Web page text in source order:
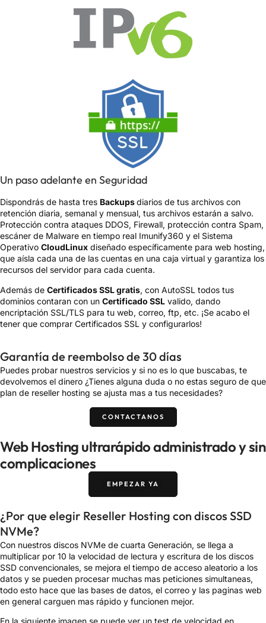
Un paso adelante en Seguridad
Dispondrás de hasta tres Backupsdiarios de tus archivos con
retención diaria, semanal y mensual, tus archivos estarán a salvo.
Protección contra ataques DDOS, Firewall, protección contra Spam,
escáner de Malware en tiempo real Imunify360 y el Sistema
Operativo CloudLinux diseñado específicamente para web hosting,
que aísla cada una de las cuentas en una caja virtual y garantiza los
recursos del servidor para cada cuenta.
Además de Certificados SSL gratis, con AutoSSL todos tus
dominios contaran con un Certificado SSL valido, dando
encriptación SSL/TLS para tu web, correo, ftp, etc. ¡Se acabo el
tener que comprar Certificados SSL y configurarlos!
Garantía de reembolso de 30 días
Puedes probar nuestros servicios y si no es lo que buscabas, te
devolvemos el dinero ¿Tienes alguna duda o no estas seguro de que
plan de reseller hosting se ajusta mas a tus necesidades?
CONTACTANOS
Web Hosting ultrarápido administrado y sin
complicaciones
EMPEZAR YA
¿Por que elegir Reseller Hosting con discos SSD
NVMe?
Con nuestros discos NVMe de cuarta Generación, se llega a
multiplicar por 10 la velocidad de lectura y escritura de los discos
SSD convencionales, se mejora el tiempo de acceso aleatorio a los
datos y se pueden procesar muchas mas peticiones simultaneas,
todo esto hace que las bases de datos, el correo y las paginas web
en general carguen mas rápido y funcionen mejor.
En la siguiente imagen se puede ver un test de velocidad en